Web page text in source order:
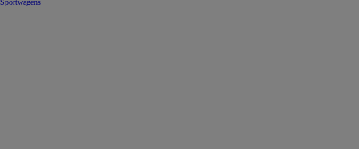
Sportwagens